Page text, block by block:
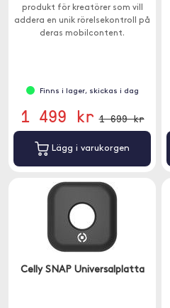
produkt för kreatörer som vill
addera en unik rörelsekontroll på
deras mobilcontent.
Finns i lager, skickas i dag
1 499 kr 1 699 kr
Lägg i varukorgen
Celly SNAP Universalplatta